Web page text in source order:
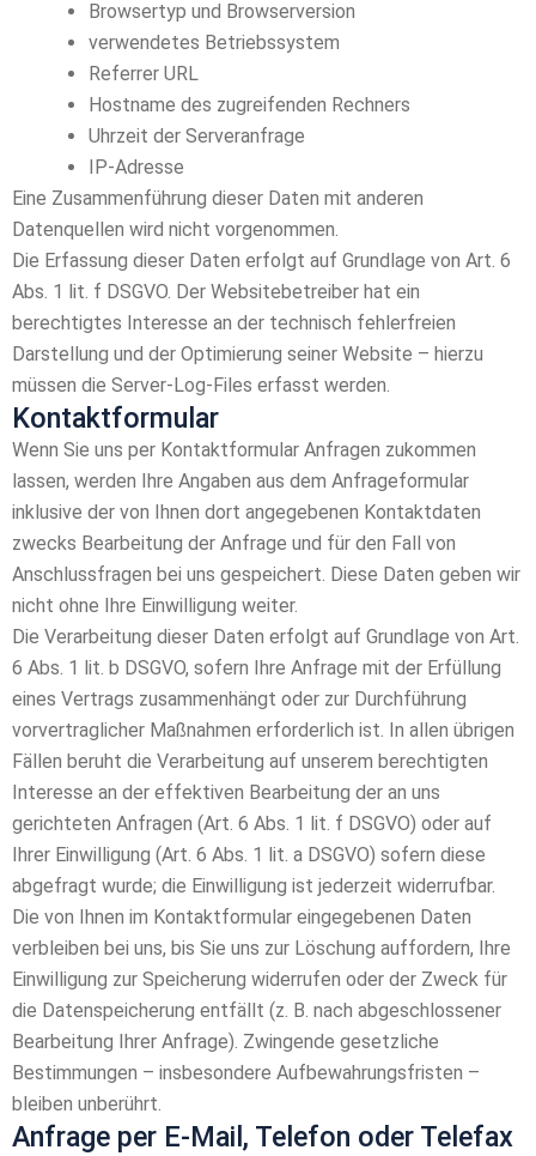
Browsertyp und Browserversion
verwendetes Betriebssystem
Referrer URL
Hostname des zugreifenden Rechners
Uhrzeit der Serveranfrage
IP-Adresse
Eine Zusammenführung dieser Daten mit anderen
Datenquellen wird nicht vorgenommen.
Die Erfassung dieser Daten erfolgt auf Grundlage von Art. 6
Abs. 1 lit. f DSGVO. Der Websitebetreiber hat ein
berechtigtes Interesse an der technisch fehlerfreien
Darstellung und der Optimierung seiner Website – hierzu
müssen die Server-Log-Files erfasst werden.
Kontaktformular
Wenn Sie uns per Kontaktformular Anfragen zukommen
lassen, werden Ihre Angaben aus dem Anfrageformular
inklusive der von Ihnen dort angegebenen Kontaktdaten
zwecks Bearbeitung der Anfrage und für den Fall von
Anschlussfragen bei uns gespeichert. Diese Daten geben wir
nicht ohne Ihre Einwilligung weiter.
Die Verarbeitung dieser Daten erfolgt auf Grundlage von Art.
6 Abs. 1 lit. b DSGVO, sofern Ihre Anfrage mit der Erfüllung
eines Vertrags zusammenhängt oder zur Durchführung
vorvertraglicher Maßnahmen erforderlich ist. In allen übrigen
Fällen beruht die Verarbeitung auf unserem berechtigten
Interesse an der effektiven Bearbeitung der an uns
gerichteten Anfragen (Art. 6 Abs. 1 lit. f DSGVO) oder auf
Ihrer Einwilligung (Art. 6 Abs. 1 lit. a DSGVO) sofern diese
abgefragt wurde; die Einwilligung ist jederzeit widerrufbar.
Die von Ihnen im Kontaktformular eingegebenen Daten
verbleiben bei uns, bis Sie uns zur Löschung auffordern, Ihre
Einwilligung zur Speicherung widerrufen oder der Zweck für
die Datenspeicherung entfällt (z. B. nach abgeschlossener
Bearbeitung Ihrer Anfrage). Zwingende gesetzliche
Bestimmungen – insbesondere Aufbewahrungsfristen –
bleiben unberührt.
Anfrage per E-Mail, Telefon oder Telefax